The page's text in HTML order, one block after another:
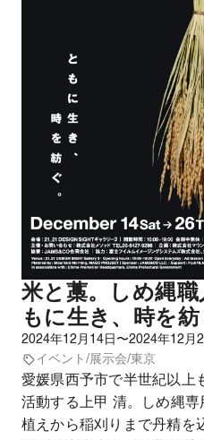
米と藁。しめ縄
もに生き、時を紡
2024年12月14日〜2024年12月
イベント /展示会/東京
愛媛県西予市で半世紀以上
活動する上甲 清。しめ縄
植えから稲刈りまで丹精を